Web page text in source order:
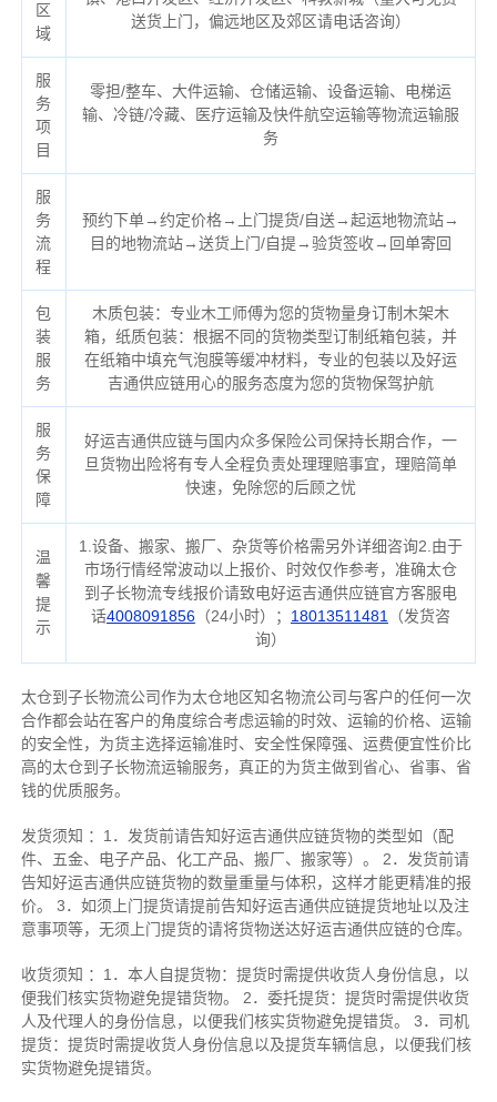
区
域
送货上门，偏远地区及郊区请电话咨询）
服
务
项
目
零担/整车、大件运输、仓储运输、设备运输、电梯运
输、冷链/冷藏、医疗运输及快件航空运输等物流运输服
务
服
务
流
程
预约下单→约定价格→上门提货/自送→起运地物流站→
目的地物流站→送货上门/自提→验货签收→回单寄回
包
装
服
务
木质包装：专业木工师傅为您的货物量身订制木架木
箱，纸质包装：根据不同的货物类型订制纸箱包装，并
在纸箱中填充气泡膜等缓冲材料，专业的包装以及好运
吉通供应链用心的服务态度为您的货物保驾护航
服
务
保
障
好运吉通供应链与国内众多保险公司保持长期合作，一
旦货物出险将有专人全程负责处理理赔事宜，理赔简单
快速，免除您的后顾之忧
温
馨
提
示
1.设备、搬家、搬厂、杂货等价格需另外详细咨询2.由于
市场行情经常波动以上报价、时效仅作参考，准确太仓
到子长物流专线报价请致电好运吉通供应链官方客服电
话4008091856（24小时）； 18013511481
（发货咨
询）
太仓到子长物流公司作为太仓地区知名物流公司与客户的任何一次
合作都会站在客户的角度综合考虑运输的时效、运输的价格、运输
的安全性，为货主选择运输准时、安全性保障强、运费便宜性价比
高的太仓到子长物流运输服务，真正的为货主做到省心、省事、省
钱的优质服务。
发货须知 ：1．发货前请告知好运吉通供应链货物的类型如（配
件、五金、电子产品、 化工产品、 搬厂、搬家等）。 2．发货前请
告知好运吉通供应链货物的数量重量与体积，这样才能更精准的报
价。 3．如须上门提货请提前告知好运吉通供应链提货地址以及注
意事项等，无须上门提货的请将货物送达好运吉通供应链的仓库。
收货须知 ：1．本人自提货物：提货时需提供收货人身份信息，以
便我们核实货物避免提错货物。 2．委托提货：提货时需提供收货
人及代理人的身份信息，以便我们核实货物避免提错货。 3．司机
提货：提货时需提收货人身份信息以及提货车辆信息，
以便我们核
实货物避免提错货。